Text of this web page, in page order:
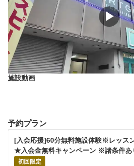
▶
施設動画
予約プラン
[入会応援]60分無料施設体験※レッス
★入会金無料キャンペーン ※諸条件あ
初回限定